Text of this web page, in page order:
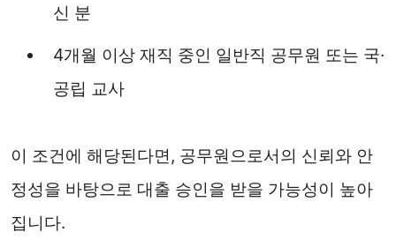
신 분
4개월 이상 재직 중인 일반직 공무원 또는 국·
공립 교사
이 조건에 해당된다면, 공무원으로서의 신뢰와 안
정성을 바탕으로 대출 승인을 받을 가능성이 높아
집니다.